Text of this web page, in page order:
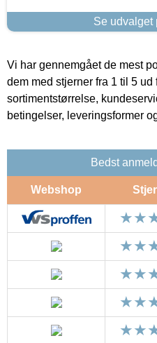
Se udvalget
Vi har gennemgået de mest
dem med stjerner fra 1 til 5
sortimentstørrelse,
betingelser, leveringsformer
Bedst
Webshop